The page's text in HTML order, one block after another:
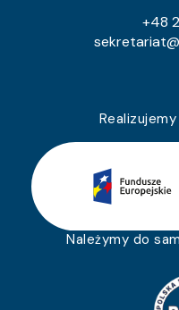
+48
Należymy do